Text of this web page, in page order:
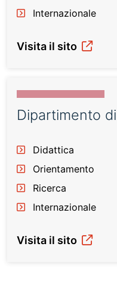
Internazionale
Visita il sito
Dipartimento
Didattica
Orientamento
Ricerca
Internazionale
Visita il sito